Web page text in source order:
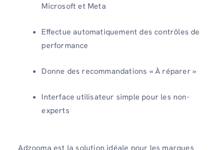
Microsoft et Meta
Effectue automatiquement des contrôles de
performance
Donne des recommandations « À réparer »
Interface utilisateur simple pour les non-
experts
Adzooma est la solution idéale pour les marques